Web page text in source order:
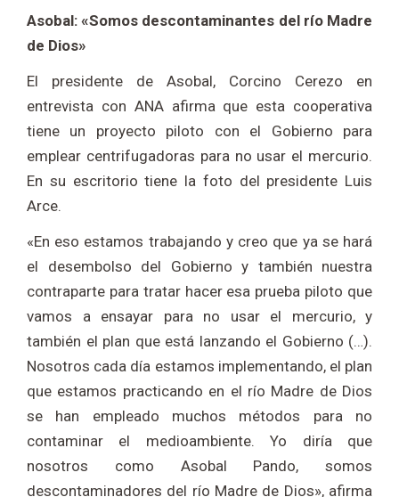
Asobal: «Somos descontaminantes del río Madre
de Dios»
El presidente de Asobal, Corcino Cerezo en
entrevista con ANA afirma que esta cooperativa
tiene un proyecto piloto con el Gobierno para
emplear centrifugadoras para no usar el mercurio.
En su escritorio tiene la foto del presidente Luis
Arce.
«En eso estamos trabajando y creo que ya se hará
el desembolso del Gobierno y también nuestra
contraparte para tratar hacer esa prueba piloto que
vamos a ensayar para no usar el mercurio, y
también el plan que está lanzando el Gobierno (…).
Nosotros cada día estamos implementando, el plan
que estamos practicando en el río Madre de Dios
se han empleado muchos métodos para no
contaminar el medioambiente. Yo diría que
nosotros como Asobal Pando, somos
descontaminadores del río Madre de Dios», afirma